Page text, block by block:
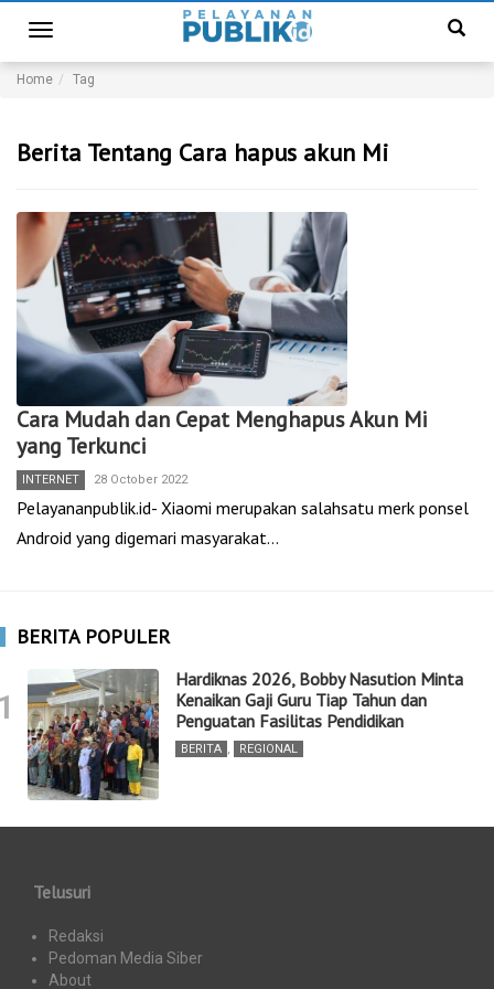
Toggle
navigation
Home Tag
Berita Tentang Cara hapus akun Mi
Cara Mudah dan Cepat Menghapus Akun Mi
yang Terkunci
INTERNET 28 October 2022
Pelayananpublik.id- Xiaomi merupakan salahsatu merk ponsel
Android yang digemari masyarakat…
BERITA POPULER
Hardiknas 2026, Bobby Nasution Minta
Kenaikan Gaji Guru Tiap Tahun dan
Penguatan Fasilitas Pendidikan
BERITA , REGIONAL
Telusuri
Redaksi
Pedoman Media Siber
About